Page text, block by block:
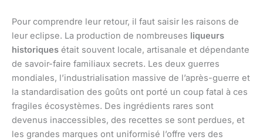
Pour comprendre leur retour, il faut saisir les raisons de
leur eclipse. La production de nombreuses liqueurs
historiques était souvent locale, artisanale et dépendante
de savoir-faire familiaux secrets. Les deux guerres
mondiales, l’industrialisation massive de l’après-guerre et
la standardisation des goûts ont porté un coup fatal à ces
fragiles écosystèmes. Des ingrédients rares sont
devenus inaccessibles, des recettes se sont perdues, et
les grandes marques ont uniformisé l’offre vers des